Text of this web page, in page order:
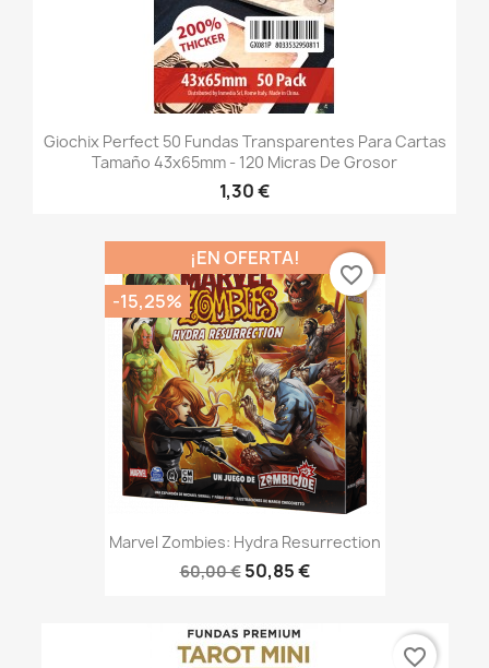
Giochix Perfect 50 Fundas Transparentes Para Cartas
Tamaño 43x65mm - 120 Micras De Grosor
1,30 €
Marvel Zombies: Hydra Resurrection
60,00 € 50,85 €
¡EN OFERTA!
-15,25%
favorite_border
favorite_border